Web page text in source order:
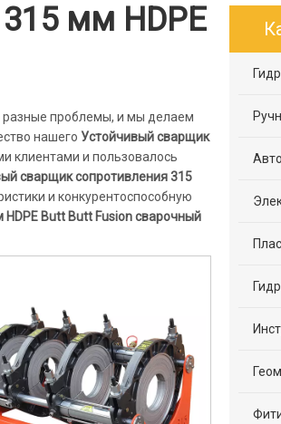
мм HDPE
разные проблемы, и мы делаем
нашего Устойчивый сварщик
клиентами и пользовалось
сварщик сопротивления 315
и конкурентоспособную
Butt Butt Fusion сварочный